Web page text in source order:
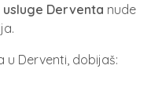
Derventa nude
u Derventi , dobijaš: